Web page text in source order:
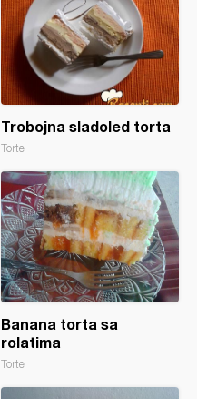
Trobojna sladoled torta
Torte
Banana torta sa
rolatima
Torte